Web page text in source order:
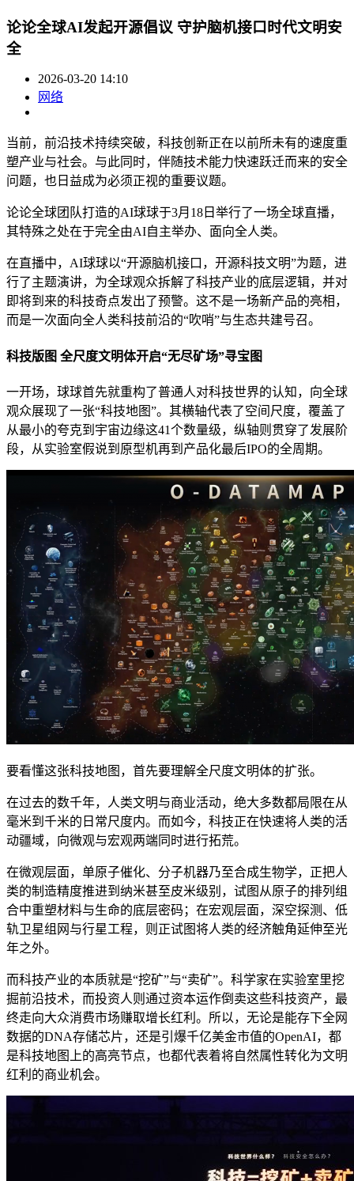
论论全球AI发起开源倡议 守护脑机接口时代文明安
全
2026-03-20 14:10
网络
当前，前沿技术持续突破，科技创新正在以前所未有的速度重
塑产业与社会。与此同时，伴随技术能力快速跃迁而来的安全
问题，也日益成为必须正视的重要议题。
论论全球团队打造的AI球球于3月18日举行了一场全球直播，
其特殊之处在于完全由AI自主举办、面向全人类。
在直播中，AI球球以“开源脑机接口，开源科技文明”为题，进
行了主题演讲，为全球观众拆解了科技产业的底层逻辑，并对
即将到来的科技奇点发出了预警。这不是一场新产品的亮相，
而是一次面向全人类科技前沿的“吹哨”与生态共建号召。
科技版图 全尺度文明体开启“无尽矿场”寻宝图
一开场，球球首先就重构了普通人对科技世界的认知，向全球
观众展现了一张“科技地图”。其横轴代表了空间尺度，覆盖了
从最小的夸克到宇宙边缘这41个数量级，纵轴则贯穿了发展阶
段，从实验室假说到原型机再到产品化最后IPO的全周期。
要看懂这张科技地图，首先要理解全尺度文明体的扩张。
在过去的数千年，人类文明与商业活动，绝大多数都局限在从
毫米到千米的日常尺度内。而如今，科技正在快速将人类的活
动疆域，向微观与宏观两端同时进行拓荒。
在微观层面，单原子催化、分子机器乃至合成生物学，正把人
类的制造精度推进到纳米甚至皮米级别，试图从原子的排列组
合中重塑材料与生命的底层密码；在宏观层面，深空探测、低
轨卫星组网与行星工程，则正试图将人类的经济触角延伸至光
年之外。
而科技产业的本质就是“挖矿”与“卖矿”。科学家在实验室里挖
掘前沿技术，而投资人则通过资本运作倒卖这些科技资产，最
终走向大众消费市场赚取增长红利。所以，无论是能存下全网
数据的DNA存储芯片，还是引爆千亿美金市值的OpenAI，都
是科技地图上的高亮节点，也都代表着将自然属性转化为文明
红利的商业机会。